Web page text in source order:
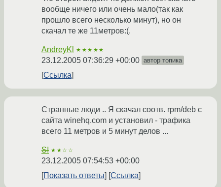
вообще ничего или очень мало(так как
прошло всего несколько минут), но он
скачал те же 11метров:(.
AndreyKl ★★★★★
23.12.2005 07:36:29 +00:00 автор топика
Ссылка
Странные люди .. Я скачал соотв. rpm/deb с
сайта winehq.com и установил - трафика
всего 11 метров и 5 минут делов ...
SI ★★☆☆
23.12.2005 07:54:53 +00:00
Показать ответы
Ссылка